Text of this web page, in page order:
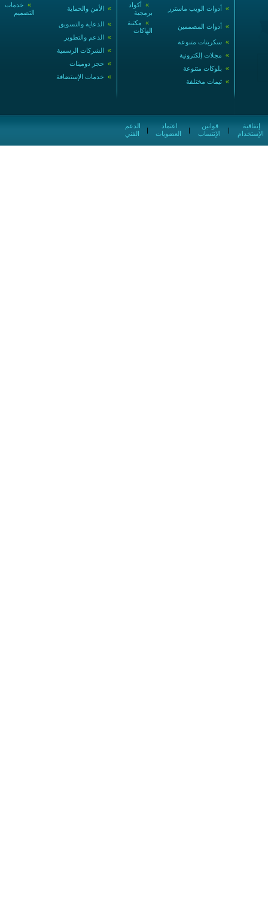
» خدمات
التصميم
» الأمن والحماية
» الدعاية والتسويق
» الدعم والتطوير
» الشركات الرسمية
» حجز دومينات
» خدمات الإستضافة
» أكواد
برمجية
» أدوات الويب ماسترز
» مكتبة
الهاكات
» أدوات المصممين
» سكربتات متنوعة
» مجلات إلكترونية
» بلوكات متنوعة
» ثيمات مختلفة
الفني
|
العضويات
|
الإنتساب
|
الإستخدام